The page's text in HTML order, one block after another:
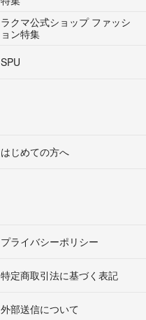
ラクマ公式ショップ ファッシ
ョン特集
SPU
はじめての方へ
プライバシーポリシー
特定商取引法に基づく表記
外部送信について